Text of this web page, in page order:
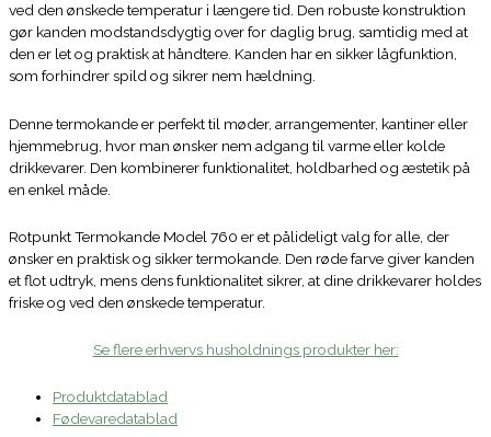
ved den ønskede temperatur i længere tid. Den robuste konstruktion
gør kanden modstandsdygtig over for daglig brug, samtidig med at
den er let og praktisk at håndtere. Kanden har en sikker lågfunktion,
som forhindrer spild og sikrer nem hældning.
Denne termokande er perfekt til møder, arrangementer, kantiner eller
hjemmebrug, hvor man ønsker nem adgang til varme eller kolde
drikkevarer. Den kombinerer funktionalitet, holdbarhed og æstetik på
en enkel måde.
Rotpunkt Termokande Model 760 er et pålideligt valg for alle, der
ønsker en praktisk og sikker termokande. Den røde farve giver kanden
et flot udtryk, mens dens funktionalitet sikrer, at dine drikkevarer holdes
friske og ved den ønskede temperatur.
Se flere erhvervs husholdnings produkter her:
Produktdatablad
Fødevaredatablad